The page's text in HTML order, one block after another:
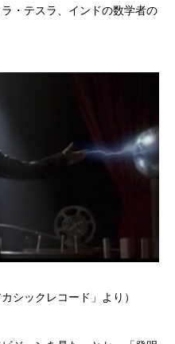
・テスラ、インドの数学者の
シックレコード」より）